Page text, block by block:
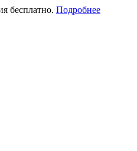
бесплатно. Подробнее